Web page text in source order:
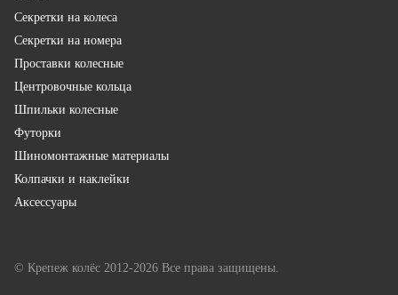
Секретки на колеса
Секретки на номера
Проставки колесные
Центровочные кольца
Шпильки колесные
Футорки
Шиномонтажные материалы
Колпачки и наклейки
Аксессуары
© Крепеж колёс 2012-2026 Все права защищены.